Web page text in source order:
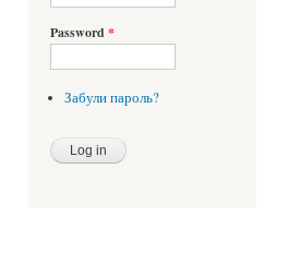
Password *
Забули пароль?